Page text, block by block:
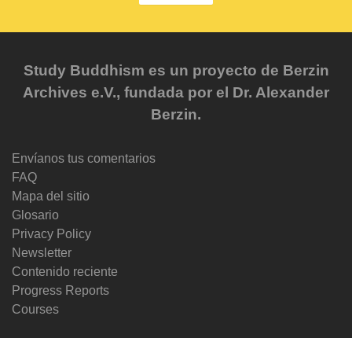
Study Buddhism es un proyecto de Berzin
Archives e.V., fundada por el Dr. Alexander
Berzin.
Envíanos tus comentarios
FAQ
Mapa del sitio
Glosario
Privacy Policy
Newsletter
Contenido reciente
Progress Reports
Courses